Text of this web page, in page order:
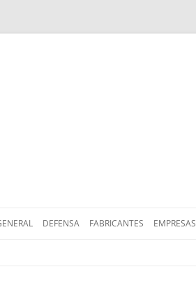
al
DEFENSA FABRICANTES EMPRESAS